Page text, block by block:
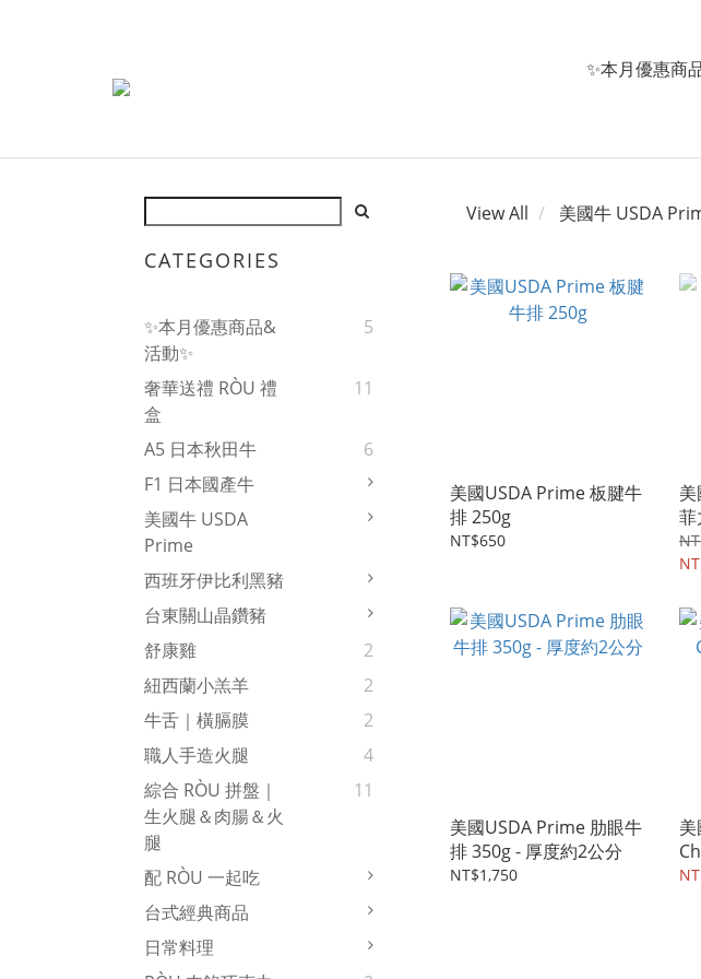
✨本月優惠商
CATEGORIES
✨本月優惠商品&
活動✨
5
奢華送禮 RÒU 禮
盒
11
A5 日本秋田牛
6
F1 日本國產牛
美國牛 USDA
Prime
西班牙伊比利黑豬
台東關山晶鑽豬
舒康雞
2
紐西蘭小羔羊
2
牛舌｜橫膈膜
2
職人手造火腿
4
綜合 RÒU 拼盤｜
生火腿＆肉腸＆火
腿
11
配 RÒU 一起吃
台式經典商品
日常料理
View All 美國牛 USDA
美國USDA Prime 板腱牛
排 250g
NT$650
菲
美國USDA Prime 肋眼牛
排 350g - 厚度約2公分
NT$1,750